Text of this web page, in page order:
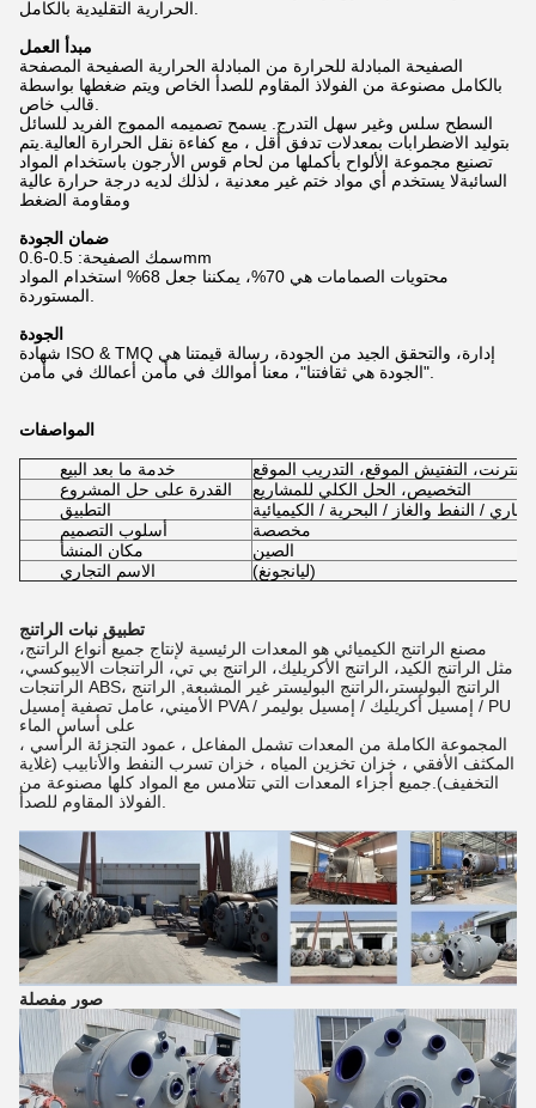
مبدأ العمل
الصفيحة المبادلة للحرارة من المبادلة الحرارية الصفيحة المصفحة
بالكامل مصنوعة من الفولاذ المقاوم للصدأ الخاص ويتم ضغطها بواسطة
السطح سلس وغير سهل التدرج. يسمح تصميمه المموج الفريد للسائل
بتوليد الاضطرابات بمعدلات تدفق أقل ، مع كفاءة نقل الحرارة العالية.يتم
تصنيع مجموعة الألواح بأكملها من لحام قوس الأرجون باستخدام المواد
السائبةلا يستخدم أي مواد ختم غير معدنية ، لذلك لديه درجة حرارة عالية
ومقاومة الضغط
ضمان الجودة
سمك الصفيحة: 0.5-0.6mm
محتويات الصمامات هي 70%، يمكننا جعل 68% استخدام المواد
الجودة
شهادة ISO & TMQ إدارة، والتحقق الجيد من الجودة، رسالة قيمتنا هي
المواصفات
خدمة ما بعد البيع
التفتيش الموقع، التدريب الموقع
القدرة على حل المشروع
التخصيص، الحل الكلي للمشاريع
التطبيق
/ النفط والغاز / البحرية / الكيميائية
أسلوب التصميم
مخصصة
مكان المنشأ
الصين
الاسم التجاري
(ليانجونغ)
تطبيق نبات الراتنج
مصنع الراتنج الكيميائي هو المعدات الرئيسية لإنتاج جميع أنواع الراتنج،
مثل الراتنج الكيد، الراتنج الأكريليك، الراتنج بي تي، الراتنجات الايبوكسي،
الراتنجات ABS، الراتنج البوليستر،الراتنج البوليستر غير المشبعة, الراتنج
الأميني، عامل تصفية إمسيل PVA / إمسيل أكريليك / إمسيل بوليمر / PU
على أساس الماء
المجموعة الكاملة من المعدات تشمل المفاعل ، عمود التجزئة الرأسي ،
المكثف الأفقي ، خزان تخزين المياه ، خزان تسرب النفط والأنابيب (غلاية
التخفيف).جميع أجزاء المعدات التي تتلامس مع المواد كلها مصنوعة من
صور مفصلة